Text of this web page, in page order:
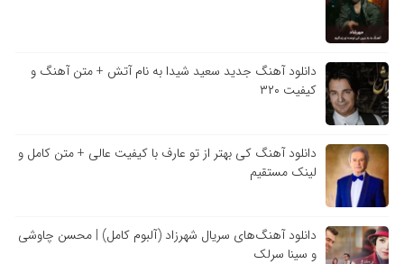
دانلود آهنگ جدید سعید شیدا به نام آتش + متن آهنگ و
کیفیت ۳۲۰
دانلود آهنگ کی بهتر از تو عارف با کیفیت عالی + متن کامل و
لینک مستقیم
دانلود آهنگ‌های سریال شهرزاد (آلبوم کامل) | محسن چاوشی
و سینا سرلک